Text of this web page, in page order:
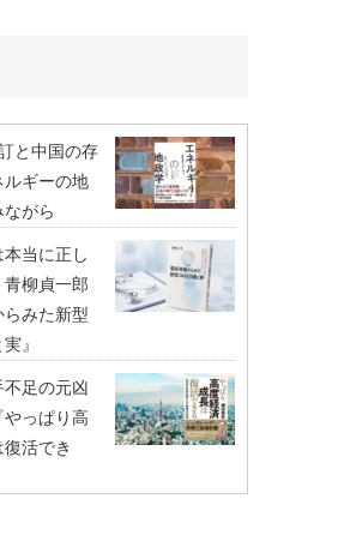
と中国の存
ルギーの地
がら
当に正し
柳貞一郎
らみた新型
』
足の元凶
っぱり高
活でき